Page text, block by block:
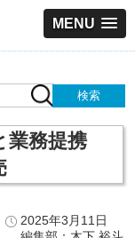
MENU
業務提携
2025年3月11日